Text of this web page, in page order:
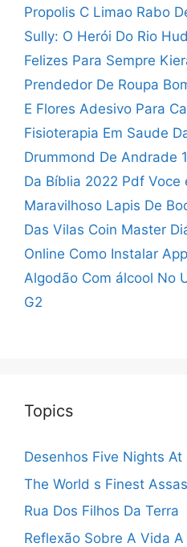
Propolis C Limao Rabo
Sully: O Herói Do Rio
Felizes Para Sempre
Prendedor De Roupa
E Flores Adesivo Para
Fisioterapia Em Saude
Drummond De Andrade
Da Bíblia 2022 Pdf Voce
Maravilhoso Lapis De
Das Vilas Coin Master
Online Como Instalar
Algodão Com álcool No
G2
Topics
Desenhos Five Nights
The World s Finest
Rua Dos Filhos Da Terra
Reflexão Sobre A Vida A